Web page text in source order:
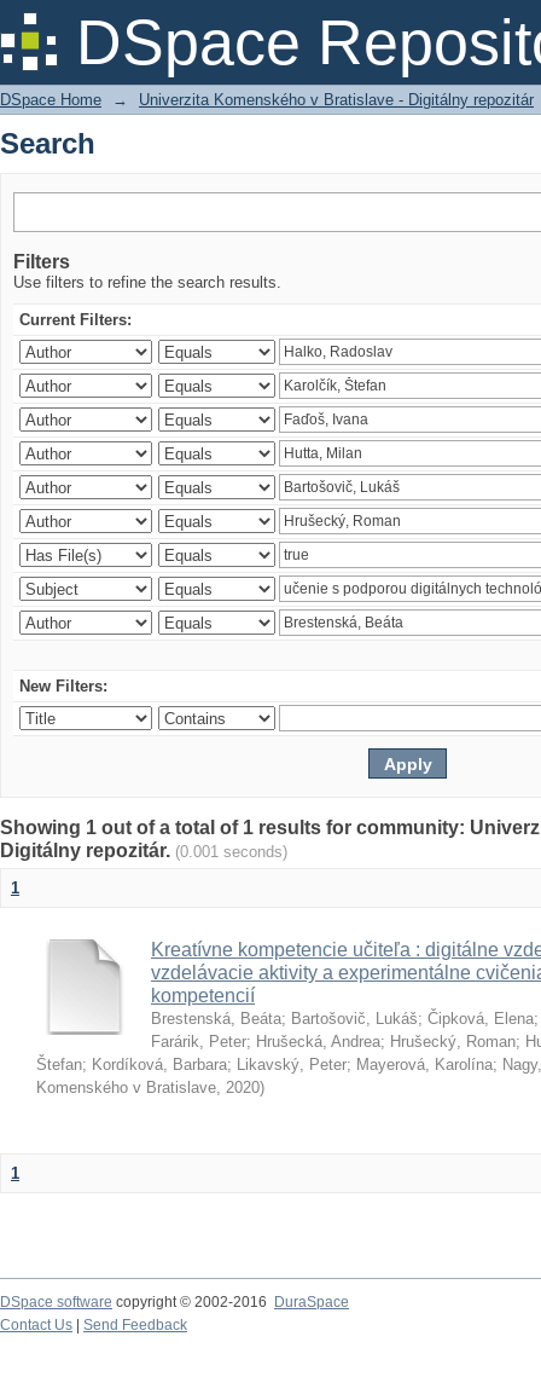
DSpace
Search
DSpace Home → Univerzita Komenského v Bratislave - Digitálny repozitár
Search
Filters
Use filters to refine the search results.
Current Filters:
New Filters:
Showing 1 out of a total of 1 results for community:
Digitálny repozitár. (0.001 seconds)
1
Kreatívne kompetencie učiteľa : digitálne
vzdelávacie aktivity a experimentálne
kompetencií
Brestenská, Beáta; Bartošovič, Lukáš; Čipková, Elena
Farárik, Peter; Hrušecká, Andrea; Hrušecký, Roman;
Štefan; Kordíková, Barbara; Likavský, Peter; Mayerová, Karolína;
Komenského v Bratislave, 2020)
1
DSpace software copyright © 2002-2016
DuraSpace
Contact Us
Send Feedback